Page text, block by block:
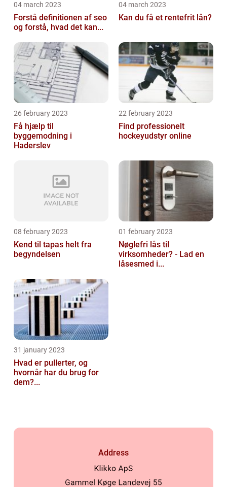
04 march 2023
Forstå definitionen af seo
og forstå, hvad det kan...
04 march 2023
Kan du få et rentefrit lån?
26 february 2023
Få hjælp til
byggemodning i
Haderslev
22 february 2023
Find professionelt
hockeyudstyr online
08 february 2023
Kend til tapas helt fra
begyndelsen
01 february 2023
Nøglefri lås til
virksomheder? - Lad en
låsesmed i...
31 january 2023
Hvad er pullerter, og
hvornår har du brug for
dem?...
Address